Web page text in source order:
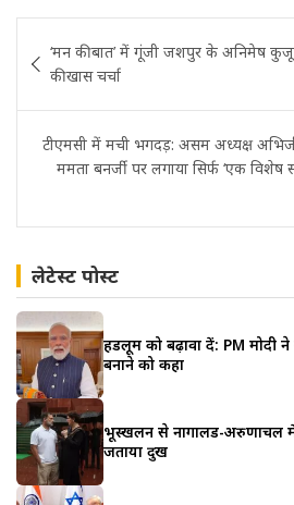
navigation
‘मन की बात’ में गूंजी जशपुर के अनिमेष
की खास चर्चा
टीएमसी में मची भगदड़: असम अध्यक्ष
ममता बनर्जी पर लगाया सिर्फ ‘एक
लेटेस्ट पोस्ट
हैंडलूम को बढ़ावा दें: PM मोदी
बनाने को कहा
भूस्खलन से नागालैंड-अरुणाचल में
जताया दुख